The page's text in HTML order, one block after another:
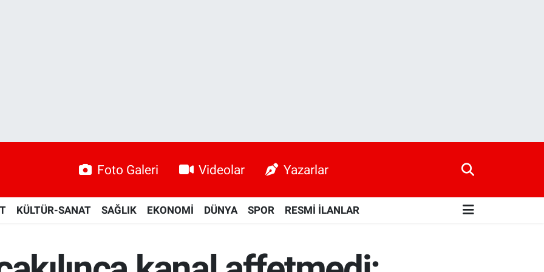
Foto Galeri Videolar Yazarlar
KÜLTÜR-SANAT SAĞLIK EKONOMİ DÜNYA SPOR RESMİ İLANLAR